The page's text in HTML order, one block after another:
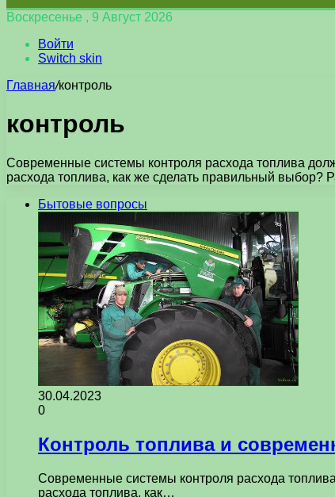
Воскресенье , 9 Август 2026
Войти
Switch skin
Главная/контроль
контроль
Современные системы контроля расхода топлива
расхода топлива, как же сделать правильный выбор?
Бытовые вопросы
30.04.2023
0
Контроль топлива и
Современные системы контроля расхода
расхода топлива, как…